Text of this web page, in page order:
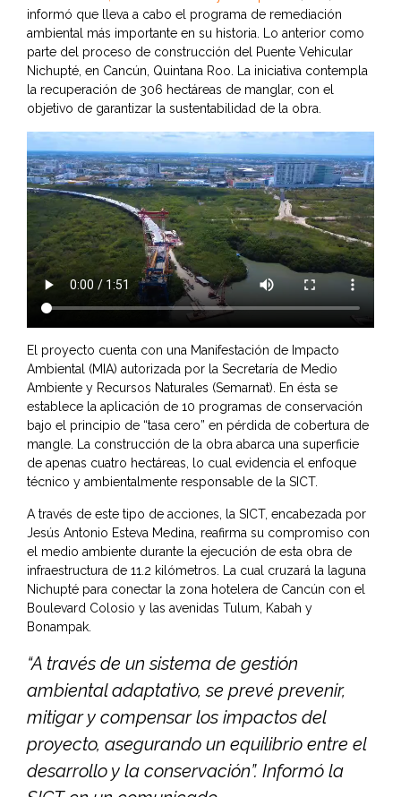
informó que lleva a cabo el programa de remediación
ambiental más importante en su historia. Lo anterior como
parte del proceso de construcción del Puente Vehicular
Nichupté, en Cancún, Quintana Roo. La iniciativa contempla
la recuperación de 306 hectáreas de manglar, con el
objetivo de garantizar la sustentabilidad de la obra.
El proyecto cuenta con una Manifestación de Impacto
Ambiental (MIA) autorizada por la Secretaría de Medio
Ambiente y Recursos Naturales (Semarnat). En ésta se
establece la aplicación de 10 programas de conservación
bajo el principio de “tasa cero” en pérdida de cobertura de
mangle. La construcción de la obra abarca una superficie
de apenas cuatro hectáreas, lo cual evidencia el enfoque
técnico y ambientalmente responsable de la SICT.
A través de este tipo de acciones, la SICT, encabezada por
Jesús Antonio Esteva Medina, reafirma su compromiso con
el medio ambiente durante la ejecución de esta obra de
infraestructura de 11.2 kilómetros. La cual cruzará la laguna
Nichupté para conectar la zona hotelera de Cancún con el
Boulevard Colosio y las avenidas Tulum, Kabah y
Bonampak.
“A través de un sistema de gestión
ambiental adaptativo, se prevé prevenir,
mitigar y compensar los impactos del
proyecto, asegurando un equilibrio entre el
desarrollo y la conservación”. Informó la